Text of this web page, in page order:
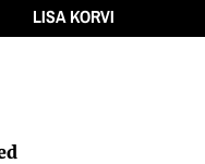
LISA KORVI